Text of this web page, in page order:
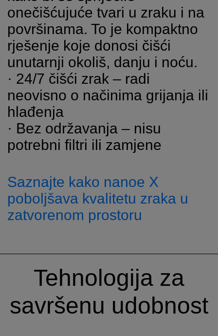
onečišćujuće tvari u zraku i na
površinama. To je kompaktno
rješenje koje donosi čišći
unutarnji okoliš, danju i noću.
· 24/7 čišći zrak – radi
neovisno o načinima grijanja ili
hlađenja
· Bez održavanja – nisu
potrebni filtri ili zamjene
Saznajte kako nanoe X
poboljšava kvalitetu zraka u
zatvorenom prostoru
Tehnologija za
savršenu udobnost